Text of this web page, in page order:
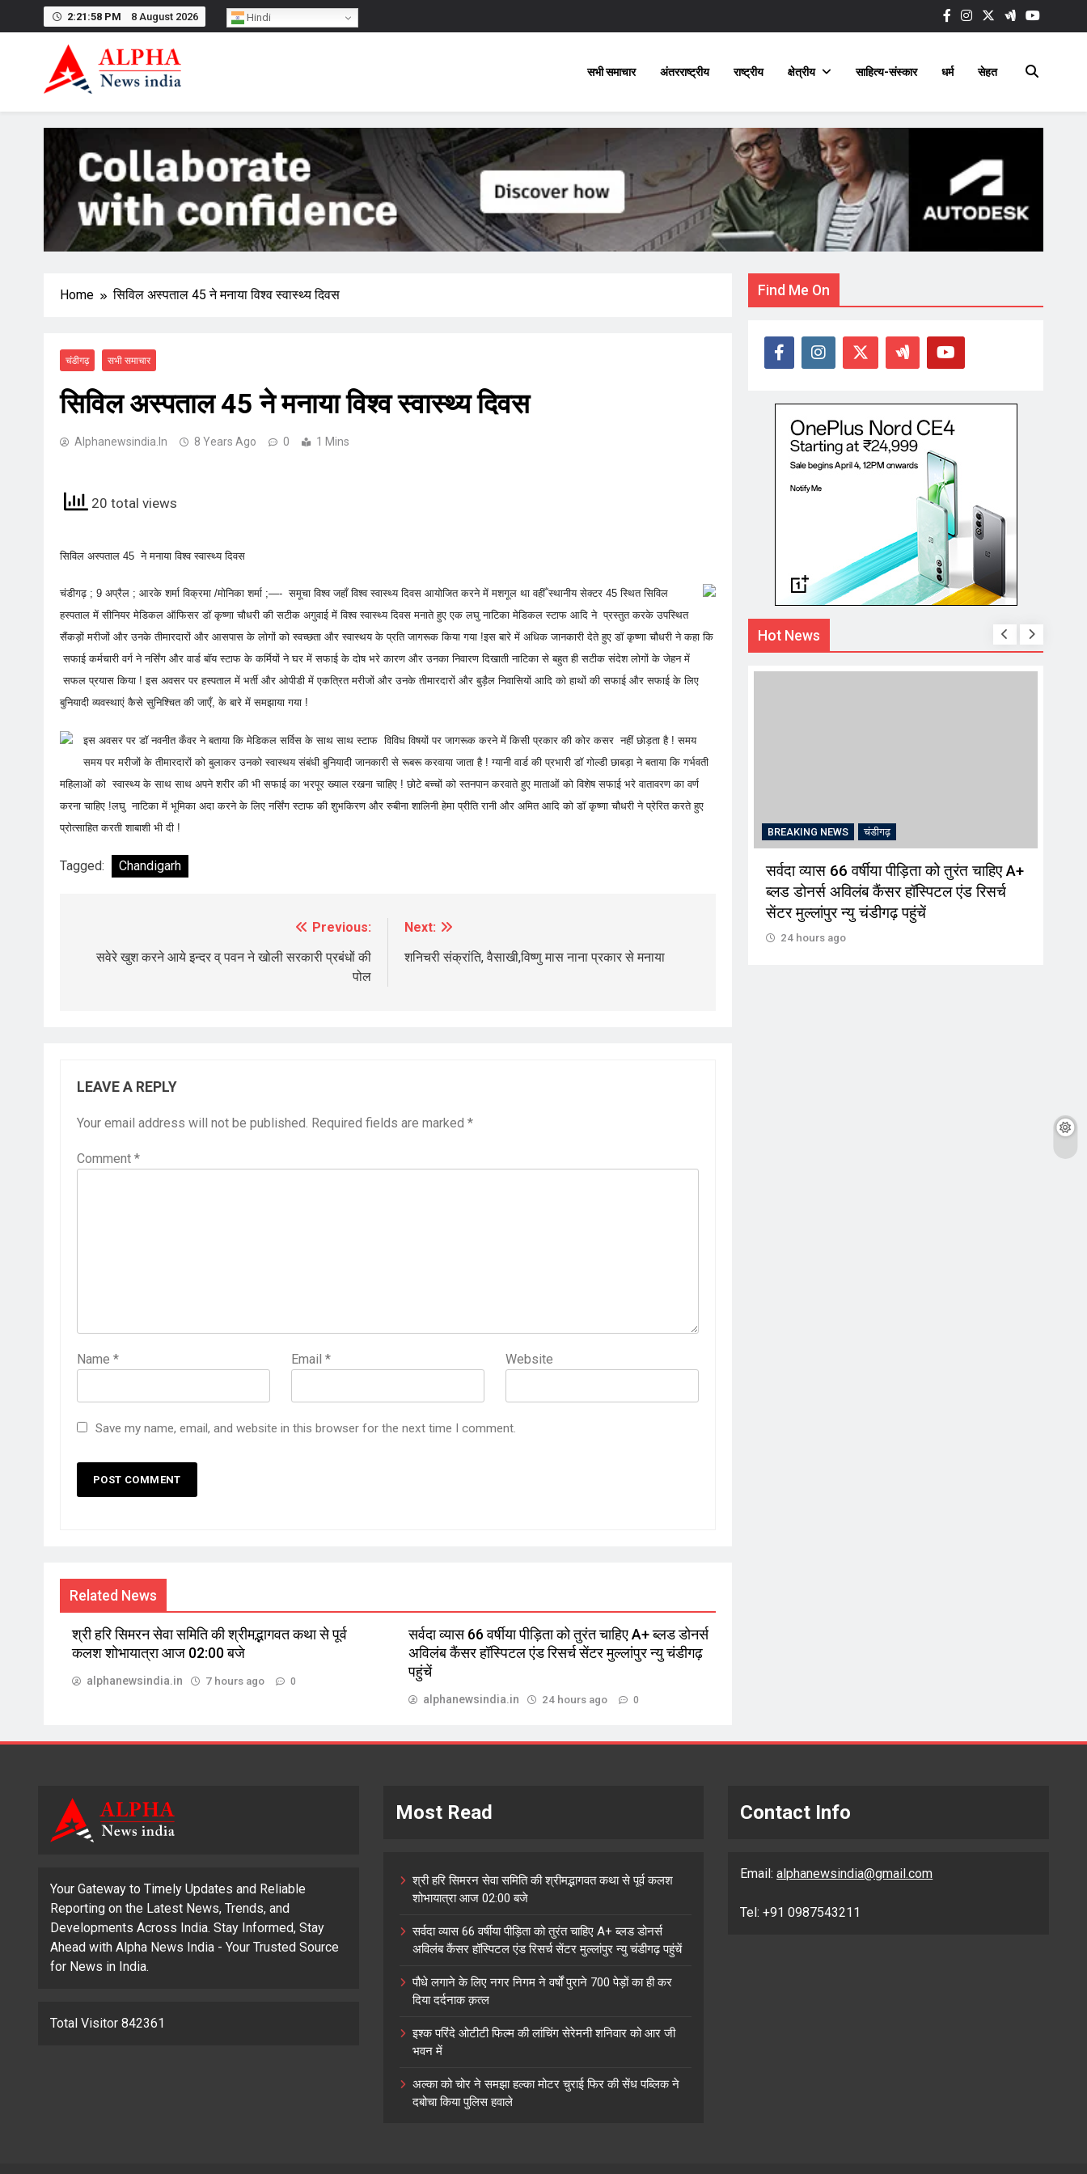
2:21:59 PM 8 August 2026
सभी समाचार अंतरराष्ट्रीय राष्ट्रीय क्षेत्रीय साहित्य-संस्कार धर्म सेहत
Home सिविल अस्पताल 45 ने मनाया विश्व स्वास्थ्य दिवस
चंडीगढ़ सभी समाचार
सिविल अस्पताल 45 ने मनाया विश्व स्वास्थ्य दिवस
Alphanewsindia.in 8 Years Ago 0 1 Mins
20 total views
सिविल अस्पताल 45 ने मनाया विश्व स्वास्थ्य दिवस
​चंडीगढ़ ; 9 अप्रैल ; आरके शर्मा विक्रमा /मोनिका शर्मा ;—- समूचा विश्व जहाँ विश्व स्वास्थ्य दिवस ​आयोजित करने में मशगूल था वहीँ स्थानीय सेक्टर 45 स्थित सिविल
हस्पताल में सीनियर मेडिकल ऑफिसर डॉ कृष्णा चौधरी की सटीक अगुवाई में विश्व स्वास्थ्य दिवस मनाते हुए एक लघु नाटिका मेडिकल स्टाफ आदि ने प्रस्तुत करके उपस्थित
सैंकड़ों मरीजों और उनके तीमारदारों और आसपास के लोगों को स्वच्छता और स्वास्थय के प्रति जागरूक किया गया !इस बारे में अधिक जानकारी देते हुए डॉ कृष्णा चौधरी ने कहा कि
सफाई कर्मचारी वर्ग ने नर्सिंग और वार्ड बॉय स्टाफ के कर्मियों ने घर में सफाई के दोष भरे कारण और उनका निवारण दिखाती नाटिका से बहुत ही सटीक संदेश लोगों के जेहन में
सफल प्रयास किया ! इस अवसर पर हस्पताल में भर्ती और ओपीडी में एकत्रित मरीजों और उनके तीमारदारों और बुड़ैल निवासियों आदि को हाथों की सफाई और सफाई के लिए
बुनियादी व्यवस्थाएं कैसे सुनिश्चित की जाएँ, के बारे में समझाया गया !
इस अवसर पर डॉ नवनीत कँवर ने बताया कि मेडिकल सर्विस के साथ साथ स्टाफ विविध विषयों पर जागरूक करने में किसी प्रकार की कोर कसर नहीं छोड़ता है ! समय
समय पर मरीजों के तीमारदारों को बुलाकर उनको स्वास्थय संबंधी बुनियादी जानकारी से रूबरू करवाया जाता है ! ग्यानी वार्ड की प्रभारी डॉ गोल्डी छाबड़ा ने बताया कि गर्भवती
महिलाओं को स्वास्थ्य के साथ साथ अपने शरीर की भी सफाई का भरपूर ख्याल रखना चाहिए ! छोटे बच्चों को स्तनपान करवाते हुए माताओं को विशेष सफाई भरे वातावरण का वर्ण
करना चाहिए !लघु नाटिका में भूमिका अदा करने के लिए नर्सिंग स्टाफ की शुभकिरण और रुबीना शालिनी हेमा प्रीति रानी और अमित आदि को डॉ कृष्णा चौधरी ने प्रेरित करते हुए
प्रोत्साहित करती शाबाशी भी दी !
Tagged: Chandigarh
navigation
Previous:
सवेरे खुश करने आये इन्दर व् पवन ने खोली सरकारी प्रबंधों की
पोल
Next:
शनिचरी संक्रांति, वैसाखी,विष्णु मास नाना प्रकार से मनाया
LEAVE A REPLY
Your email address will not be published. Required fields are marked *
Comment *
Name * Email* Website
Save my name, email, and website in this browser for the next time I comment.
Related News
श्री हरि सिमरन सेवा समिति की श्रीमद्भागवत कथा से पूर्व
कलश शोभायात्रा आज 02:00 बजे
alphanewsindia.in 7 hours ago 0
सर्वदा व्यास 66 वर्षीया पीड़िता को तुरंत चाहिए A+ ब्लड डोनर्स
अविलंब कैंसर हॉस्पिटल एंड रिसर्च सेंटर मुल्लांपुर न्यु चंडीगढ़
पहुंचें
alphanewsindia.in 24 hours ago 0
Find Me On
Hot News
BREAKING NEWS चंडीगढ़
सर्वदा व्यास 66 वर्षीया पीड़िता को तुरंत चाहिए A+
ब्लड डोनर्स अविलंब कैंसर हॉस्पिटल एंड रिसर्च
सेंटर मुल्लांपुर न्यु चंडीगढ़ पहुंचें
24 hours ago
Your Gateway to Timely Updates and Reliable
Reporting on the Latest News, Trends, and
Developments Across India. Stay Informed, Stay
Ahead with Alpha News India - Your Trusted Source
for News in India.
Total Visitor 842361
Most Read
श्री हरि सिमरन सेवा समिति की श्रीमद्भागवत कथा से पूर्व कलश
शोभायात्रा आज 02:00 बजे
सर्वदा व्यास 66 वर्षीया पीड़िता को तुरंत चाहिए A+ ब्लड डोनर्स
अविलंब कैंसर हॉस्पिटल एंड रिसर्च सेंटर मुल्लांपुर न्यु चंडीगढ़ पहुंचें
पौधे लगाने के लिए नगर निगम ने वर्षों पुराने 700 पेड़ों का ही कर
दिया दर्दनाक क़त्ल
इश्क परिंदे ओटीटी फिल्म की लांचिंग सेरेमनी शनिवार को आर जी
भवन में
अल्का को चोर ने समझा हल्का मोटर चुराई फिर की सेंध पब्लिक ने
दबोचा किया पुलिस हवाले
Contact Info
Email:alphanewsindia@gmail.com
Tel: +91 0987543211
Hindi